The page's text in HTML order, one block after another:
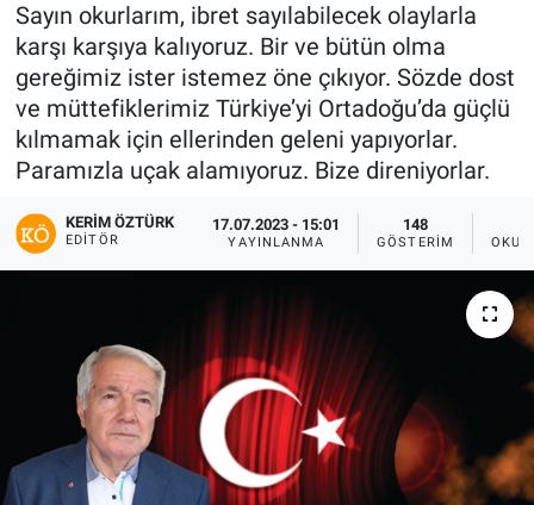
Sayın okurlarım, ibret sayılabilecek olaylarla
karşı karşıya kalıyoruz. Bir ve bütün olma
gereğimiz ister istemez öne çıkıyor. Sözde dost
ve müttefiklerimiz Türkiye’yi Ortadoğu’da güçlü
kılmamak için ellerinden geleni yapıyorlar.
Paramızla uçak alamıyoruz. Bize direniyorlar.
KERIM ÖZTÜRK
EDITÖR
17.07.2023 - 15:01
YAYINLANMA
148
GÖSTERIM
Süper Lig Puan Durumu ve Fikstür
Tüm Manşetler
Son Dakika Haberleri
Haber Arşivi